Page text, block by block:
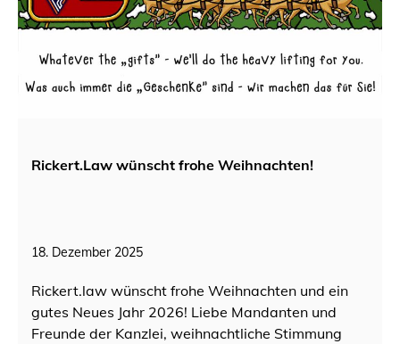
Rickert.Law wünscht frohe Weihnachten!
18. Dezember 2025
Rickert.law wünscht frohe Weihnachten und ein
gutes Neues Jahr 2026! Liebe Mandanten und
Freunde der Kanzlei, weihnachtliche Stimmung